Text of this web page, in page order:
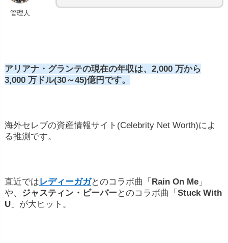
管理人
アリアナ・グランテの現在の年収は、2,000 万から
3,000 万ドル(30～45)億円です。
海外セレブの資産情報サイト(Celebrity Net Worth)によ
る推測です。
直近ではレディーガガとのコラボ曲「Rain On Me 」
や、 ジャスティン・ビーバーとのコラボ曲「Stuck With
U 」が大ヒット。